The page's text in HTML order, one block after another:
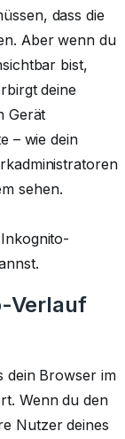
dass die
Aber wenn du
bist,
deine
Gerät
– wie dein
sehen.
Verlauf
dein Browser im
Wenn du den
Nutzer deines